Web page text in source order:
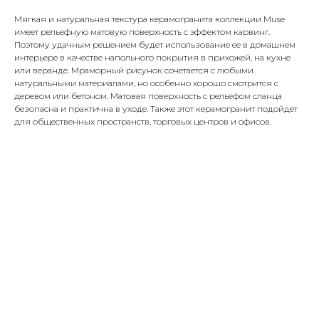
Мягкая и натуральная текстура керамогранита коллекции Muse
имеет рельефную матовую поверхность с эффектом карвинг.
Поэтому удачным решением будет использование ее в домашнем
интерьере в качестве напольного покрытия в прихожей, на кухне
или веранде. Мраморный рисунок сочетается с любыми
натуральными материалами, но особенно хорошо смотрится с
деревом или бетоном. Матовая поверхность с рельефом сланца
безопасна и практична в уходе. Также этот керамогранит подойдет
для общественных пространств, торговых центров и офисов.